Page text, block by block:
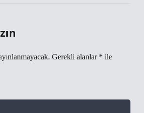
Gerekli alanlar * ile